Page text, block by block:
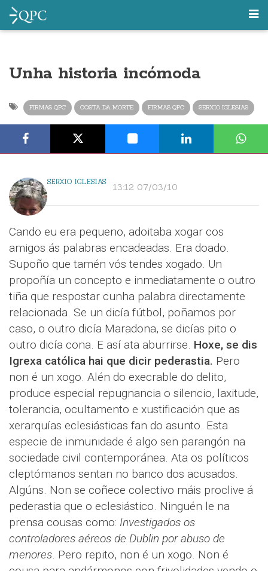
Unha historia incómoda
FIRMAS QPC COSTA DA MORTE FIRMAS QPC SERXIO IGLESIAS
SERXIO IGLESIAS 13:12 07/03/10
Cando eu era pequeno, adoitaba xogar cos
amigos ás palabras encadeadas. Era doado.
Supoño que tamén vós tendes xogado. Un
propoñía un concepto e inmediatamente o outro
tiña que respostar cunha palabra directamente
relacionada. Se un dicía fútbol, poñamos por
caso, o outro dicía Maradona, se dicías pito o
outro dicía cona. E así ata aburrirse. Hoxe, se dis
Igrexa católica hai que dicir pederastia. Pero
non é un xogo. Alén do execrable do delito,
produce especial repugnancia o silencio, laxitude,
tolerancia, ocultamento e xustificación que as
xerarquías eclesiásticas fan do asunto. Esta
especie de inmunidade é algo sen parangón na
sociedade civil contemporánea. Ata os políticos
cleptómanos sentan no banco dos acusados.
Algúns. Non se coñece colectivo máis proclive á
pederastia que o eclesiástico. Ninguén le na
prensa cousas como: Investigados os
controladores aéreos de Dublin por abuso de
menores. Pero repito, non é un xogo. Non é